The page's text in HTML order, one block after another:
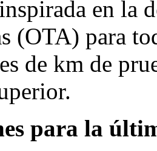
en la
(OTA) para
de km de
para la